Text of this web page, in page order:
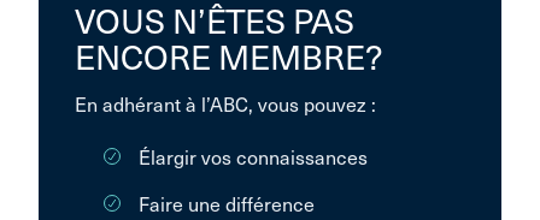
VOUS N’ÊTES PAS
ENCORE MEMBRE?
En adhérant à l’ABC, vous pouvez :
Élargir vos connaissances
Faire une différence